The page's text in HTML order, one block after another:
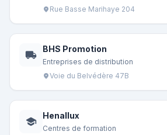
location_on Rue Basse Marihaye 204
local_shipping
BHS Promotion
Entreprises de distribution
location_onVoie du Belvédère 47B
school
Henallux
Centres de formation